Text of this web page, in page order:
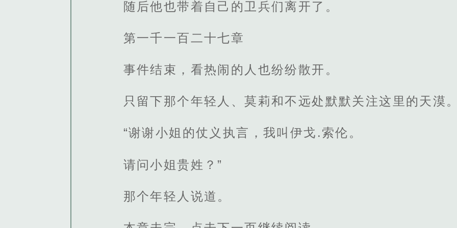
随后他也带着自己的卫兵们离开了。
第一千一百二十七章
事件结束，看热闹的人也纷纷散开。
只留下那个年轻人、莫莉和不远处默默关注这里的天漠
“谢谢小姐的仗义执言，我叫伊戈.索伦。
请问小姐贵姓？”
那个年轻人说道。